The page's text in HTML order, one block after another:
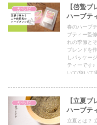
からだ
【啓蟄
ハーブテ
春のハーブ
ブティー監
れの季節と
ブレンドを
しパッケー
ティーです
いて(啓いて
からだ
【立夏
ハーブテ
立夏とは？